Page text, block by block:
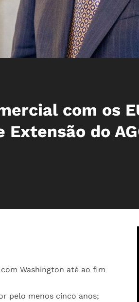
com os
do
Washington até ao fim
pelo menos cinco anos;